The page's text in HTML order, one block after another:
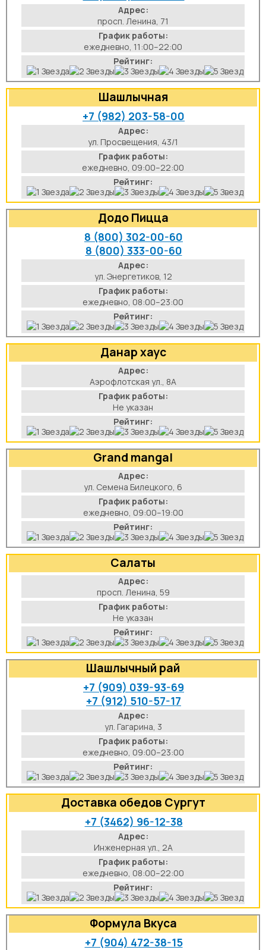
Адрес:
просп. Ленина, 71
График работы:
ежедневно, 11:00–22:00
Рейтинг:
Шашлычная
+7 (982) 203-58-00
Адрес:
ул. Просвещения, 43/1
График работы:
ежедневно, 09:00–22:00
Рейтинг:
Додо Пицца
8 (800) 302-00-60
8 (800) 333-00-60
Адрес:
ул. Энергетиков, 12
График работы:
ежедневно, 08:00–23:00
Рейтинг:
Данар хаус
Адрес:
Аэрофлотская ул., 8А
График работы:
Не указан
Рейтинг:
Grand mangal
Адрес:
ул. Семена Билецкого, 6
График работы:
ежедневно, 09:00–19:00
Рейтинг:
Салаты
Адрес:
просп. Ленина, 59
График работы:
Не указан
Рейтинг:
Шашлычный рай
+7 (909) 039-93-69
+7 (912) 510-57-17
Адрес:
ул. Гагарина, 3
График работы:
ежедневно, 09:00–23:00
Рейтинг:
Доставка обедов Сургут
+7 (3462) 96-12-38
Адрес:
Инженерная ул., 2А
График работы:
ежедневно, 08:00–22:00
Рейтинг:
Формула Вкуса
+7 (904) 472-38-15